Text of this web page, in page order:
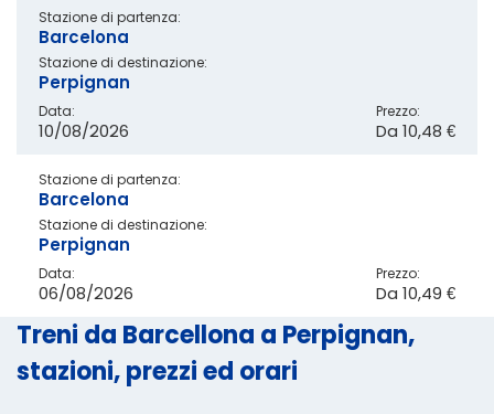
Stazione di partenza:
Barcelona
Stazione di destinazione:
Perpignan
Data:
10/08/2026
Prezzo:
Da 10,48 €
Stazione di partenza:
Barcelona
Stazione di destinazione:
Perpignan
Data:
06/08/2026
Prezzo:
Da 10,49 €
Treni da Barcellona a Perpignan,
stazioni, prezzi ed orari